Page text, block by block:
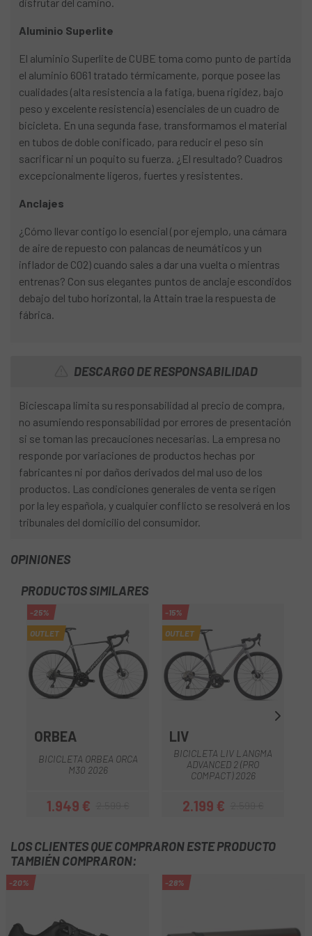
Aluminio Superlite
El aluminio Superlite de CUBE toma como punto de partida
el aluminio 6061 tratado térmicamente, porque posee las
cualidades (alta resistencia a la fatiga, buena rigidez, bajo
peso y excelente resistencia) esenciales de un cuadro de
bicicleta. En una segunda fase, transformamos el material
en tubos de doble conificado, para reducir el peso sin
sacrificar ni un poquito su fuerza. ¿El resultado? Cuadros
excepcionalmente ligeros, fuertes y resistentes.
Anclajes
¿Cómo llevar contigo lo esencial (por ejemplo, una cámara
de aire de repuesto con palancas de neumáticos y un
inflador de CO2) cuando sales a dar una vuelta o mientras
entrenas? Con sus elegantes puntos de anclaje escondidos
debajo del tubo horizontal, la Attain trae la respuesta de
fábrica.
DESCARGO DE RESPONSABILIDAD
Biciescapa limita su responsabilidad al precio de compra,
no asumiendo responsabilidad por errores de presentación
si se toman las precauciones necesarias. La empresa no
responde por variaciones de productos hechas por
fabricantes ni por daños derivados del mal uso de los
productos. Las condiciones generales de venta se rigen
por la ley española, y cualquier conflicto se resolverá en los
tribunales del domicilio del consumidor.
OPINIONES
PRODUCTOS SIMILARES
-25%
OUTLET
ORBEA
BICICLETA ORBEA ORCA
M30 2026
Precio
1.949 €Precio regular
-15%
OUTLET
LIV
BICICLETA LIV LANGMA
ADVANCED 2 (PRO
COMPACT) 2026
Precio
2.199 €Precio regular
LOS CLIENTES QUE COMPRARON ESTE PRODUCTO
TAMBIÉN COMPRARON:
-20% -28%